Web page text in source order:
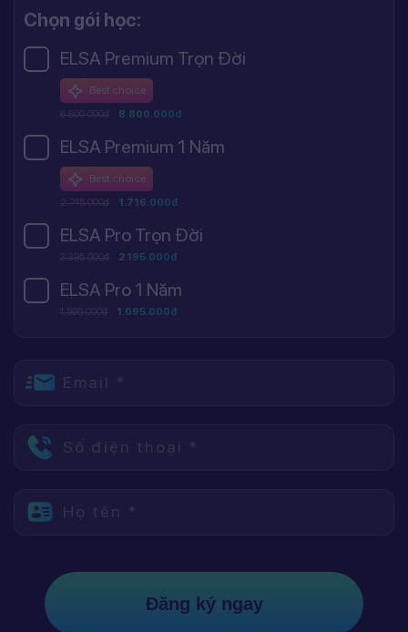
Chọn gói học:
ELSA Premium Trọn Đời
Best choice
8.800.000đ 8.800.000đ
ELSA Premium 1 Năm
Best choice
2.745.000đ 1.716.000đ
ELSA Pro Trọn Đời
3.395.000đ 2.195.000đ
ELSA Pro 1 Năm
1.595.000đ 1.095.000đ
Email *
Số điện thoại *
Họ tên *
Đăng ký ngay